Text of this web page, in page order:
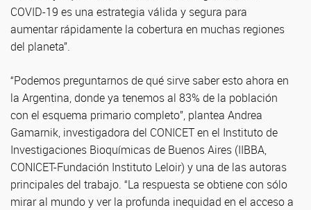
COVID-19 es una estrategia válida y segura para
aumentar rápidamente la cobertura en muchas regiones
del planeta”.
“Podemos preguntarnos de qué sirve saber esto ahora en
la Argentina, donde ya tenemos al 83% de la población
con el esquema primario completo”, plantea Andrea
Gamarnik, investigadora del CONICET en el Instituto de
Investigaciones Bioquímicas de Buenos Aires (IIBBA,
CONICET-Fundación Instituto Leloir) y una de las autoras
principales del trabajo. “La respuesta se obtiene con sólo
mirar al mundo y ver la profunda inequidad en el acceso a